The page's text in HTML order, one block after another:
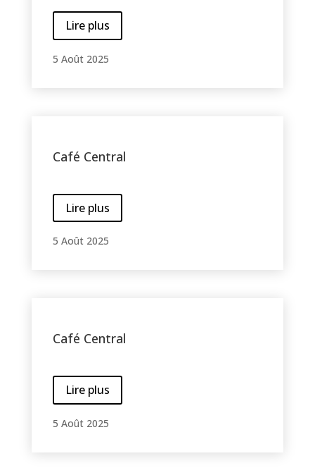
Lire plus
5 Août 2025
Café Central
Lire plus
5 Août 2025
Café Central
Lire plus
5 Août 2025